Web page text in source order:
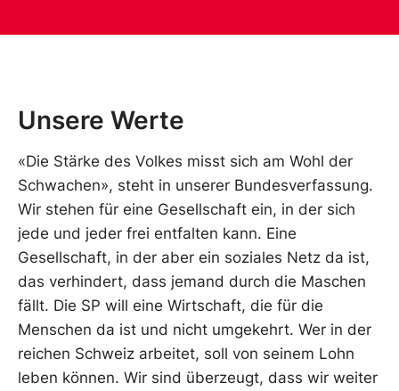
Unsere Werte
«Die Stärke des Volkes misst sich am Wohl der
Schwachen», steht in unserer Bundesverfassung.
Wir stehen für eine Gesellschaft ein, in der sich
jede und jeder frei entfalten kann. Eine
Gesellschaft, in der aber ein soziales Netz da ist,
das verhindert, dass jemand durch die Maschen
fällt. Die SP will eine Wirtschaft, die für die
Menschen da ist und nicht umgekehrt. Wer in der
reichen Schweiz arbeitet, soll von seinem Lohn
leben können. Wir sind überzeugt, dass wir weiter